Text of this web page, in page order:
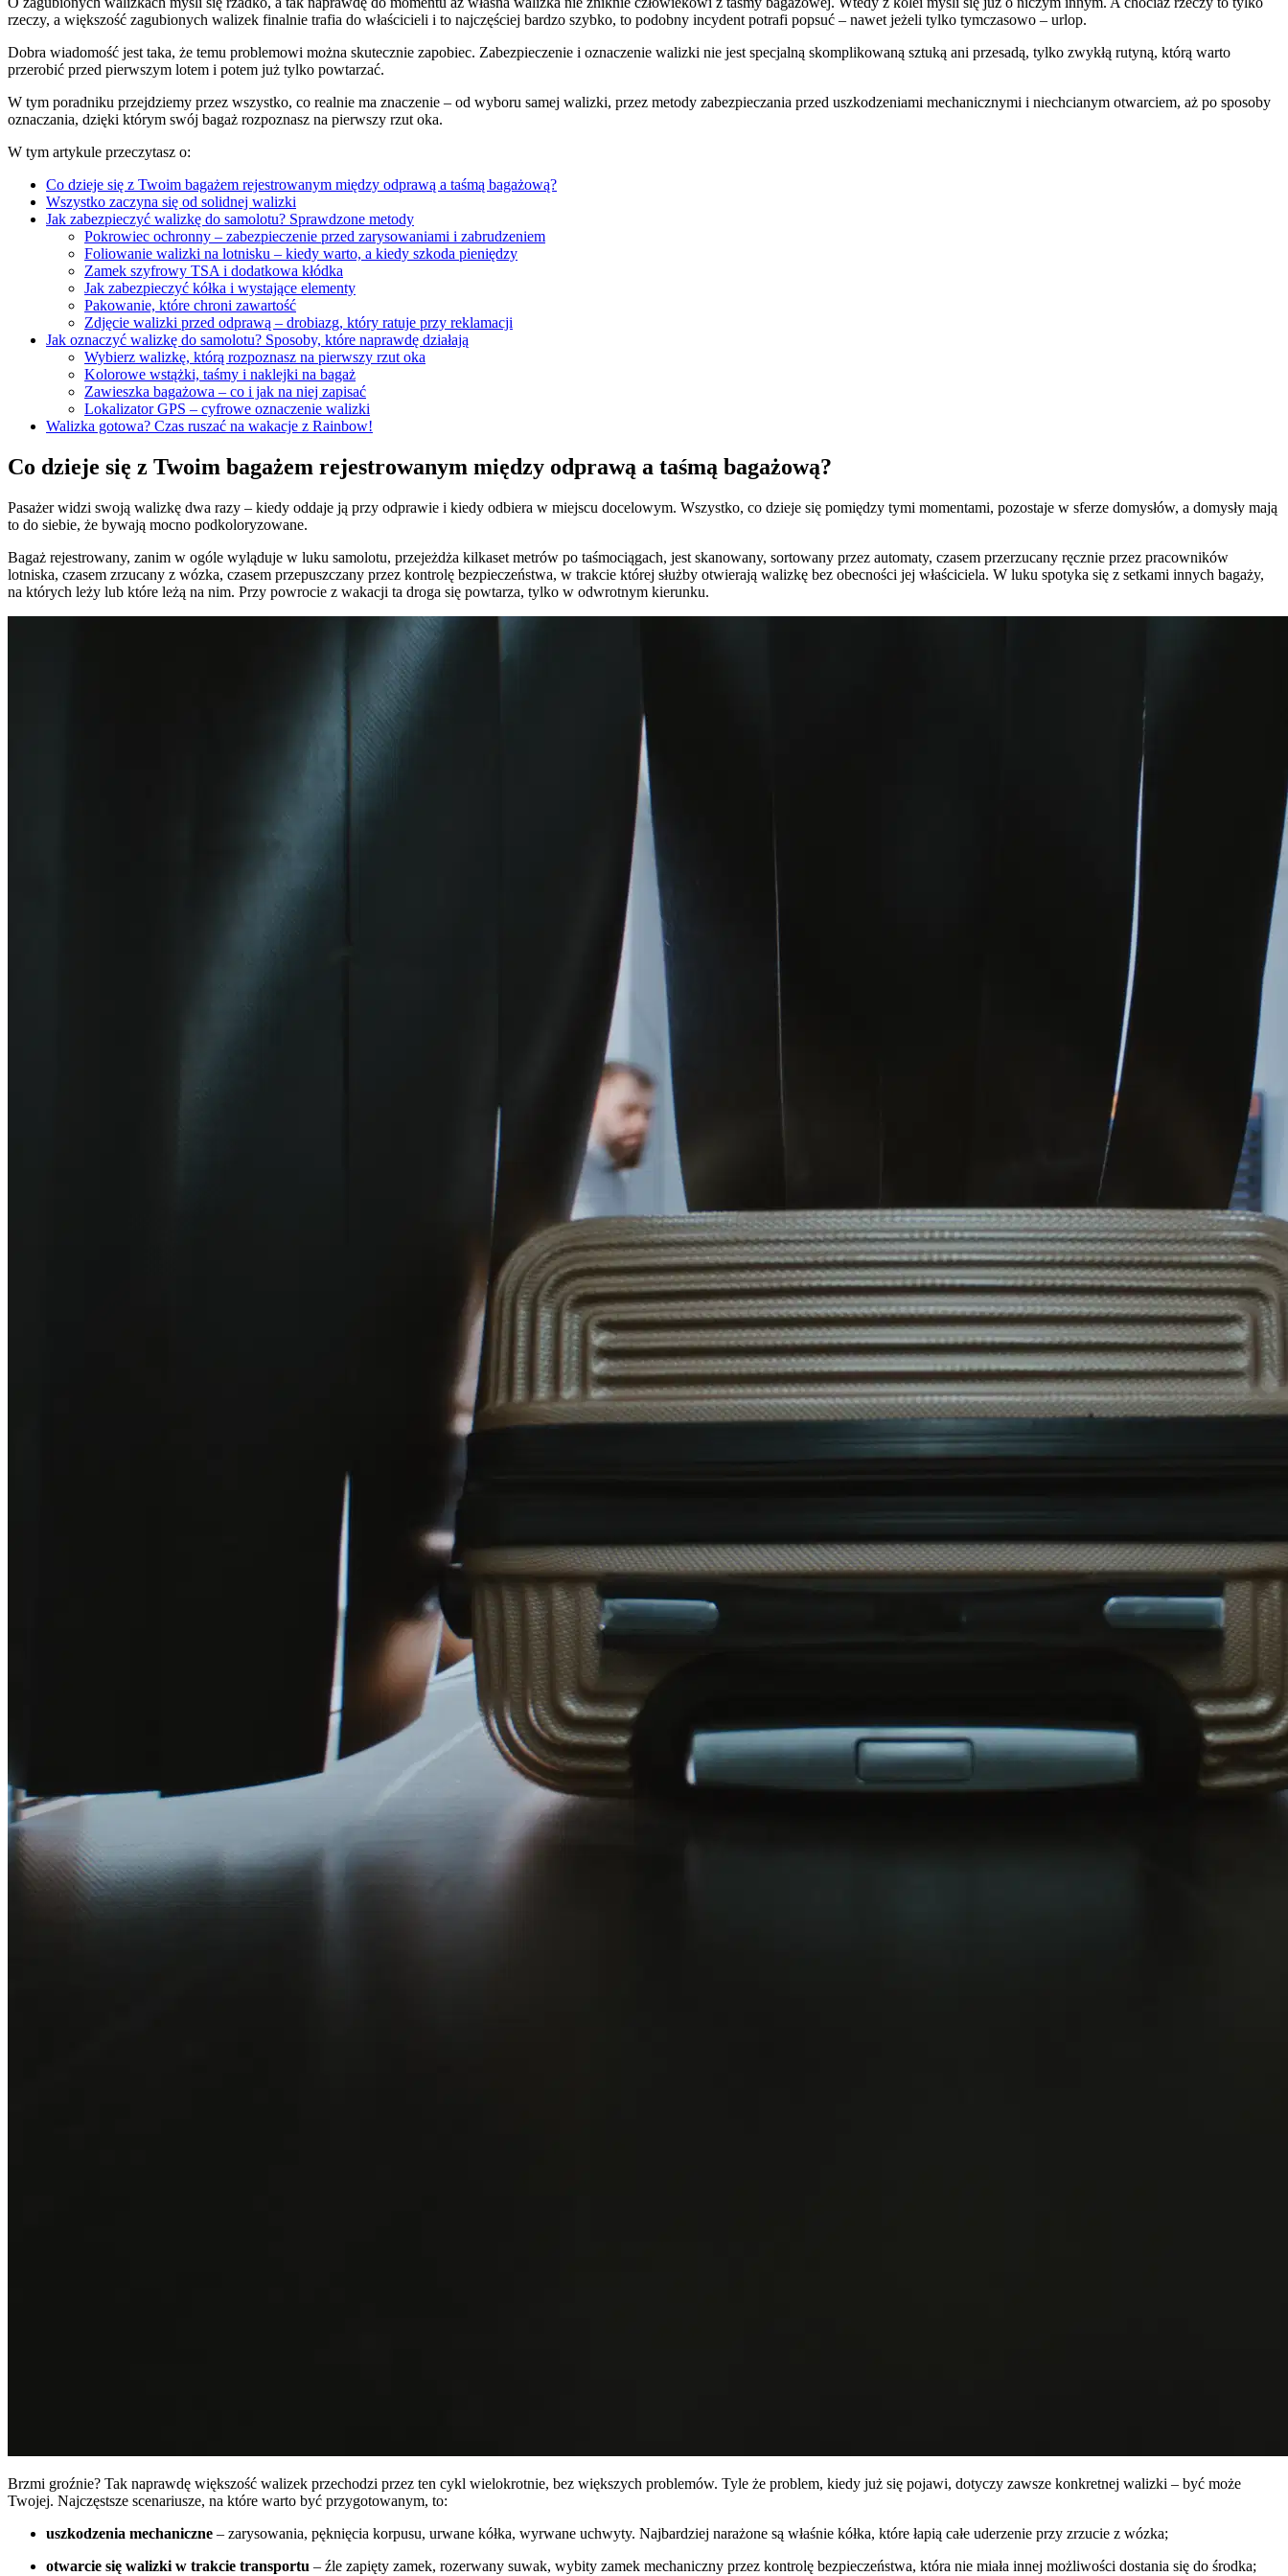
rzeczy, a większość zagubionych walizek finalnie trafia do właścicieli i to najczęściej bardzo szybko, to podobny incydent potrafi popsuć – nawet jeżeli tylko tymczasowo – urlop.
Dobra wiadomość jest taka, że temu problemowi można skutecznie zapobiec. Zabezpieczenie i oznaczenie walizki nie jest specjalną skomplikowaną sztuką ani przesadą, tylko zwykłą rutyną, którą warto
przerobić przed pierwszym lotem i potem już tylko powtarzać.
W tym poradniku przejdziemy przez wszystko, co realnie ma znaczenie – od wyboru samej walizki, przez metody zabezpieczania przed uszkodzeniami mechanicznymi i niechcianym otwarciem, aż po sposoby
oznaczania, dzięki którym swój bagaż rozpoznasz na pierwszy rzut oka.
W tym artykule przeczytasz o:
Co dzieje się z Twoim bagażem rejestrowanym między odprawą a taśmą bagażową?
Wszystko zaczyna się od solidnej walizki
Jak zabezpieczyć walizkę do samolotu? Sprawdzone metody
Pokrowiec ochronny – zabezpieczenie przed zarysowaniami i zabrudzeniem
Foliowanie walizki na lotnisku – kiedy warto, a kiedy szkoda pieniędzy
Zamek szyfrowy TSA i dodatkowa kłódka
Jak zabezpieczyć kółka i wystające elementy
Pakowanie, które chroni zawartość
Zdjęcie walizki przed odprawą – drobiazg, który ratuje przy reklamacji
Jak oznaczyć walizkę do samolotu? Sposoby, które naprawdę działają
Wybierz walizkę, którą rozpoznasz na pierwszy rzut oka
Kolorowe wstążki, taśmy i naklejki na bagaż
Zawieszka bagażowa – co i jak na niej zapisać
Lokalizator GPS – cyfrowe oznaczenie walizki
Walizka gotowa? Czas ruszać na wakacje z Rainbow!
Co dzieje się z Twoim bagażem rejestrowanym między odprawą a taśmą bagażową?
Pasażer widzi swoją walizkę dwa razy – kiedy oddaje ją przy odprawie i kiedy odbiera w miejscu docelowym. Wszystko, co dzieje się pomiędzy tymi momentami, pozostaje w sferze domysłów, a domysły mają
to do siebie, że bywają mocno podkoloryzowane.
Bagaż rejestrowany, zanim w ogóle wyląduje w luku samolotu, przejeżdża kilkaset metrów po taśmociągach, jest skanowany, sortowany przez automaty, czasem przerzucany ręcznie przez pracowników
lotniska, czasem zrzucany z wózka, czasem przepuszczany przez kontrolę bezpieczeństwa, w trakcie której służby otwierają walizkę bez obecności jej właściciela. W luku spotyka się z setkami innych bagaży,
na których leży lub które leżą na nim. Przy powrocie z wakacji ta droga się powtarza, tylko w odwrotnym kierunku.
Brzmi groźnie? Tak naprawdę większość walizek przechodzi przez ten cykl wielokrotnie, bez większych problemów. Tyle że problem, kiedy już się pojawi, dotyczy zawsze konkretnej walizki – być może
Twojej. Najczęstsze scenariusze, na które warto być przygotowanym, to:
uszkodzenia mechaniczne – zarysowania, pęknięcia korpusu, urwane kółka, wyrwane uchwyty. Najbardziej narażone są właśnie kółka, które łapią całe uderzenie przy zrzucie z wózka;
otwarcie się walizki w trakcie transportu – źle zapięty zamek, rozerwany suwak, wybity zamek mechaniczny przez kontrolę bezpieczeństwa, która nie miała innej możliwości dostania się do środka;